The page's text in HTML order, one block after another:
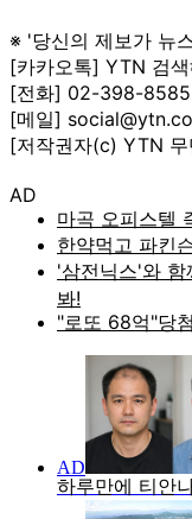
※ '당신의 제보가 뉴
[카카오톡] YTN 검
[전화] 02-398-8585
[메일]
[저작권자(c) YTN
AD